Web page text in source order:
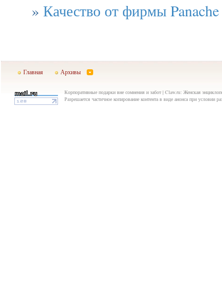
» Качество от фирмы Panache
Главная Архивы
Корпоративные подарки вне сомнения и забот | Claw.ru: Женская
Разрешается частичное копирование контента в виде анонса при условии